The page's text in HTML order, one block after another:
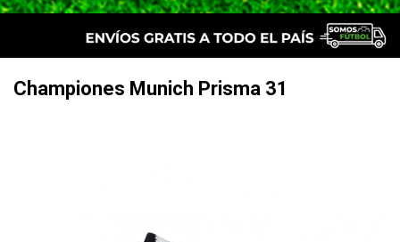
Championes Munich Prisma 31